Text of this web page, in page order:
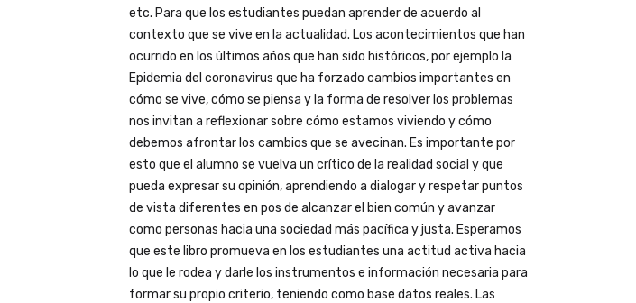
etc. Para que los estudiantes puedan aprender de acuerdo al
contexto que se vive en la actualidad. Los acontecimientos que han
ocurrido en los últimos años que han sido históricos, por ejemplo la
Epidemia del coronavirus que ha forzado cambios importantes en
cómo se vive, cómo se piensa y la forma de resolver los problemas
nos invitan a reflexionar sobre cómo estamos viviendo y cómo
debemos afrontar los cambios que se avecinan. Es importante por
esto que el alumno se vuelva un crítico de la realidad social y que
pueda expresar su opinión, aprendiendo a dialogar y respetar puntos
de vista diferentes en pos de alcanzar el bien común y avanzar
como personas hacia una sociedad más pacífica y justa. Esperamos
que este libro promueva en los estudiantes una actitud activa hacia
lo que le rodea y darle los instrumentos e información necesaria para
formar su propio criterio, teniendo como base datos reales. Las